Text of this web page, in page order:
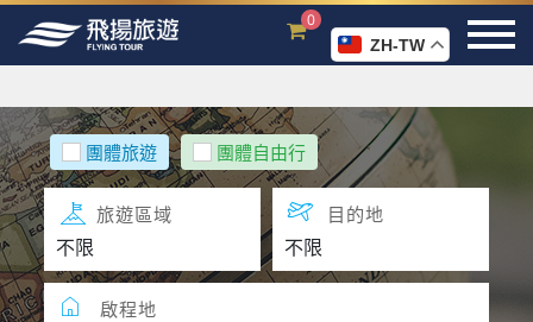
0
ZH-TW
團體旅遊 團體自由行
旅遊區域 目的地
啟程地